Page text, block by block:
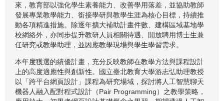
來，教育部以強化學生素養能力、改善學用落差，並協助教師
發展專業教學能力、銜接學研與教學生涯為核心目標，持續推
動各項精進措施。除逐年擴大補助計畫件數、建構區域基地學
校網絡外，亦同步提升教研人員相關待遇、開放聘用博士生兼
任研究或教學助理，並因應教學現場與學生學習需求。
本年度獲選的績優計畫，充分反映教師在教學方法與課程設計
上的高度適應性與創新性。國立臺北教育大學游志弘助理教授
以「跨平台網頁設計」課程為研究場域，探討將人工智慧聊天
機器人融入配對程式設計（Pair Programming）之教學策略，